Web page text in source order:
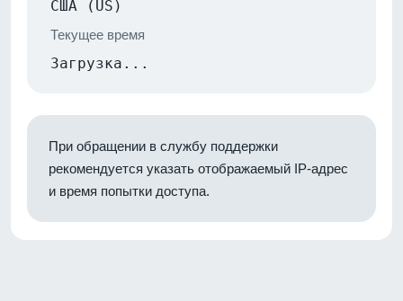
США (US)
Текущее время
Загрузка...
При обращении в службу поддержки
рекомендуется указать отображаемый IP-адрес
и время попытки доступа.